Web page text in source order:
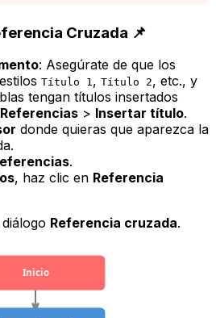
Cruzada 📌
: Asegúrate de que los
Título 1, Título 2, etc., y
tengan títulos insertados
Referencias > Insertar título.
donde quieras que aparezca la
.
, haz clic en Referencia
Referencia cruzada.
Inicio